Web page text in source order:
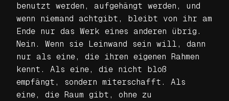
benutzt werden, aufgehängt werden, und
wenn niemand achtgibt, bleibt von ihr am
Ende nur das Werk eines anderen übrig.
Nein. Wenn sie Leinwand sein will, dann
nur als eine, die ihren eigenen Rahmen
kennt. Als eine, die nicht bloß
empfängt, sondern miterschafft. Als
eine, die Raum gibt, ohne zu